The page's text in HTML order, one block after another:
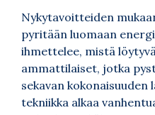
Nykytavoitteiden
pyritään luomaan
ihmettelee, mistä
ammattilaiset, jotka
sekavan kokonaisuuden
tekniikka alkaa